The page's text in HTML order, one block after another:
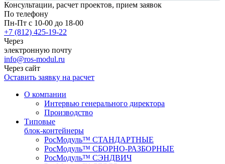
Консультации, расчет проектов, прием заявок
По телефону
Пн-Пт с 10-00 до 18-00
+7 (812) 425-19-22
Через
электронную почту
info@ros-modul.ru
Через сайт
Оставить заявку на расчет
О компании
Интервью генерального директора
Производство
Типовые
блок-контейнеры
РосМодуль™ СТАНДАРТНЫЕ
РосМодуль™ СБОРНО-РАЗБОРНЫЕ
РосМодуль™ СЭНДВИЧ